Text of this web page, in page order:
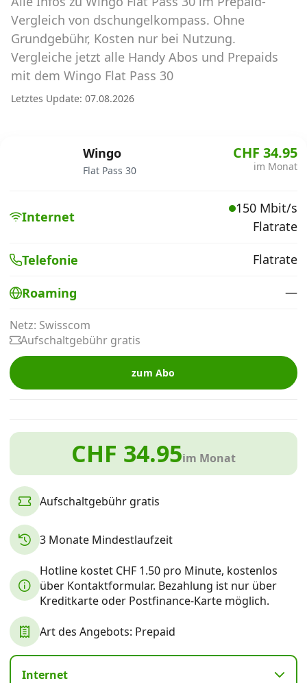
Abos für Tablets, Hotspots und Smart
Watches
Tarifrechner Handy-Abo
Der gute alte Tarifrechner im neuen Design
Alle Anbieter
Mobilfunknetz Schweiz
Handy-Abo kündigen oder
Internet, TV, Telefon
Aktionen
News
Forum
Über uns
Datenschutz·AGB·Impressum
Vergleich von dschungelkompass. Ohne
Grundgebühr, Kosten nur bei Nutzung.
Vergleiche jetzt alle Handy Abos und Prepaids
mit dem Wingo Flat Pass 30
Letztes Update: 07.08.2026
Wingo
Flat Pass 30
CHF 34.95
im Monat
Internet
150 Mbit/s
Flatrate
Telefonie Flatrate
Roaming —
Netz: Swisscom
Aufschaltgebühr gratis
zum Abo
CHF 34.95im Monat
Aufschaltgebühr gratis
3 Monate Mindestlaufzeit
Hotline kostet CHF 1.50 pro Minute, kostenlos
über Kontaktformular. Bezahlung ist nur über
Kreditkarte oder Postfinance-Karte möglich.
Art des Angebots: Prepaid
Internet